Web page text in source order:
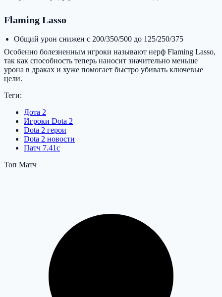
Flaming Lasso
Общий урон снижен с 200/350/500 до 125/250/375
Особенно болезненным игроки называют нерф Flaming Lasso,
так как способность теперь наносит значительно меньше
урона в драках и хуже помогает быстро убивать ключевые
цели.
Теги:
Дота 2
Игроки Dota 2
Dota 2 герои
Dota 2 новости
Патч 7.41с
Топ Матч